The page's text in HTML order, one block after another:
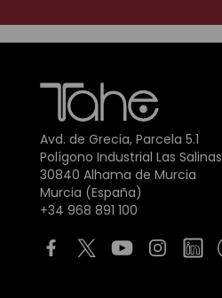
Avd. de Grecia, Parcela 5.1
Polígono Industrial Las Salinas
30840 Alhama de Murcia
Murcia (España)
+34 968 891 100